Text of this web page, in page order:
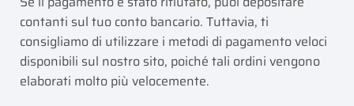
contanti sul tuo conto bancario. Tuttavia, ti
consigliamo di utilizzare i metodi di pagamento veloci
disponibili sul nostro sito, poiché tali ordini vengono
elaborati molto più velocemente.